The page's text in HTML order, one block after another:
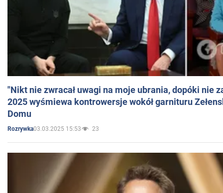
"Nikt nie zwracał uwagi na moje ubrania, dopóki nie
2025 wyśmiewa kontrowersje wokół garnituru
Domu
Rozrywka03.03.2025 15:53 23